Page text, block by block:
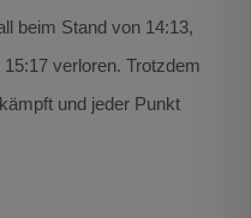
beim Stand von 14:13,
verloren. Trotzdem
und jeder Punkt